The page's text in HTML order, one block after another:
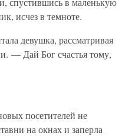
исчез в темноте.
девушка, рассматривая
— Дай Бог счастья тому,
посетителей не
на окнах и заперла